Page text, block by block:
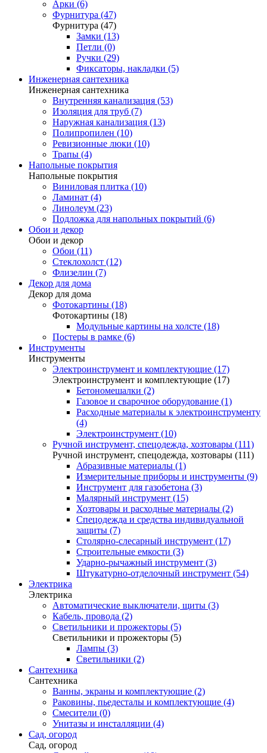
Арки (6)
Фурнитура (47)
Фурнитура (47)
Замки (13)
Петли (0)
Ручки (29)
Фиксаторы, накладки (5)
Инженерная сантехника
Инженерная сантехника
Внутренняя канализация (53)
Изоляция для труб (7)
Наружная канализация (13)
Полипропилен (10)
Ревизионные люки (10)
Трапы (4)
Напольные покрытия
Напольные покрытия
Виниловая плитка (10)
Ламинат (4)
Линолеум (23)
Подложка для напольных покрытий (6)
Обои и декор
Обои и декор
Обои (11)
Стеклохолст (12)
Флизелин (7)
Декор для дома
Декор для дома
Фотокартины (18)
Фотокартины (18)
Модульные картины на холсте (18)
Постеры в рамке (6)
Инструменты
Инструменты
Электроинструмент и комплектующие (17)
Электроинструмент и комплектующие (17)
Бетономешалки (2)
Газовое и сварочное оборудование (1)
Расходные материалы к электроинструменту
(4)
Электроинструмент (10)
Ручной инструмент, спецодежда, хозтовары (111)
Ручной инструмент, спецодежда, хозтовары (111)
Абразивные материалы (1)
Измерительные приборы и инструменты (9)
Инструмент для газобетона (3)
Малярный инструмент (15)
Хозтовары и расходные материалы (2)
Спецодежда и средства индивидуальной
защиты (7)
Столярно-слесарный инструмент (17)
Строительные емкости (3)
Ударно-рычажный инструмент (3)
Штукатурно-отделочный инструмент (54)
Электрика
Электрика
Автоматические выключатели, щиты (3)
Кабель, провода (2)
Светильники и прожекторы (5)
Светильники и прожекторы (5)
Лампы (3)
Светильники (2)
Сантехника
Сантехника
Ванны, экраны и комплектующие (2)
Раковины, пьедесталы и комплектующие (4)
Смесители (0)
Унитазы и инсталляции (4)
Сад, огород
Сад, огород